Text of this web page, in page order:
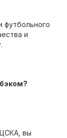
футбольного
и
вы